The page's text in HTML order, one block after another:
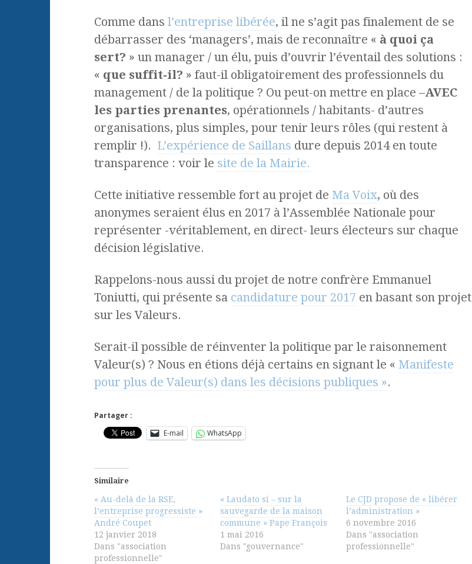
Comme dans l’entreprise libérée, il ne s’agit pas finalement de se
débarrasser des ‘managers’, mais de reconnaître « à quoi ça
sert? » un manager / un élu, puis d’ouvrir l’éventail des solutions :
« que suffit-il? » faut-il obligatoirement des professionnels du
management / de la politique ? Ou peut-on mettre en place –AVEC
les parties prenantes, opérationnels / habitants- d’autres
organisations, plus simples, pour tenir leurs rôles (qui restent à
remplir !). L’expérience de Saillans dure depuis 2014 en toute
transparence : voir le site de la Mairie.
Cette initiative ressemble fort au projet de Ma Voix, où des
anonymes seraient élus en 2017 à l’Assemblée Nationale pour
représenter -véritablement, en direct- leurs électeurs sur chaque
décision législative.
Rappelons-nous aussi du projet de notre confrère Emmanuel
Toniutti, qui présente sa candidature pour 2017 en basant son projet
sur les Valeurs.
Serait-il possible de réinventer la politique par le raisonnement
Valeur(s) ? Nous en étions déjà certains en signant le « Manifeste
pour plus de Valeur(s) dans les décisions publiques ».
Partager :
E-mail
WhatsApp
Similaire
« Au-delà de la RSE,
l’entreprise progressiste »
André Coupet
12 janvier 2018
Dans "association
professionnelle"
« Laudato si – sur la
sauvegarde de la maison
commune » Pape François
1 mai 2016
Dans "gouvernance"
Le CJD propose de « libérer
l’administration »
6 novembre 2016
Dans "association
professionnelle"